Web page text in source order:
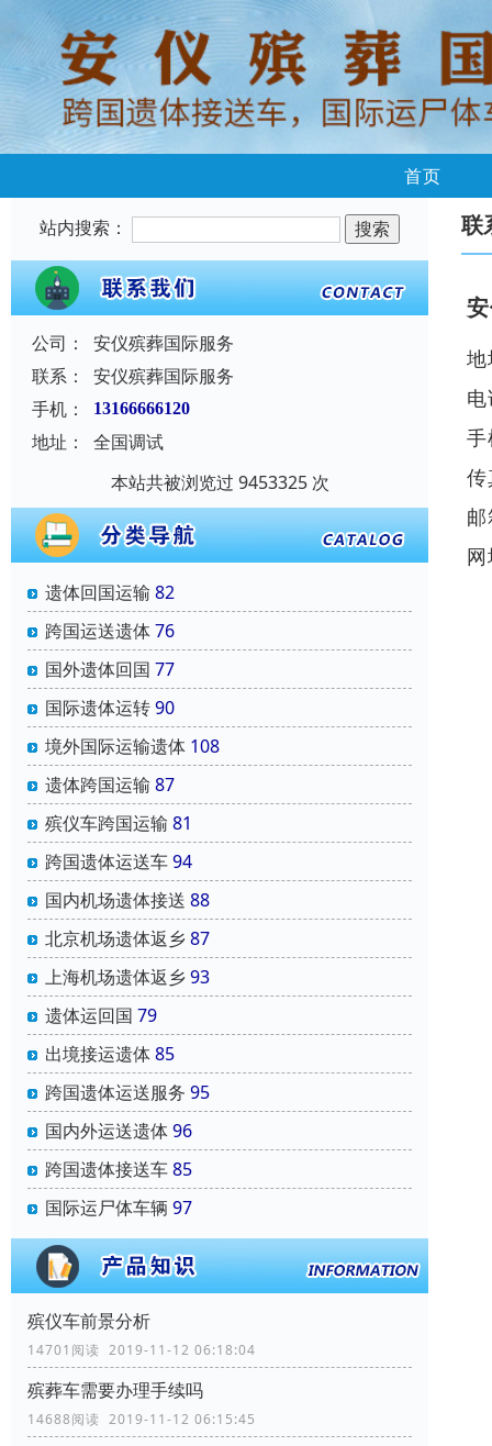
首页
站内搜索：
公司：
安仪殡葬国际服务
联系：
安仪殡葬国际服务
手机：
13166666120
地址：
全国调试
本站共被浏览过 9453325 次
遗体回国运输 82
跨国运送遗体76
国外遗体回国 77
国际遗体运转90
境外国际运输遗体 108
遗体跨国运输 87
殡仪车跨国运输 81
跨国遗体运送车94
国内机场遗体接送 88
北京机场遗体返乡87
上海机场遗体返乡93
遗体运回国 79
出境接运遗体85
跨国遗体运送服务 95
国内外运送遗体96
跨国遗体接送车85
国际运尸体车辆 97
殡仪车前景分析
14701阅读 2019-11-12 06:18:04
殡葬车需要办理手续吗
14688阅读 2019-11-12 06:15:45
联